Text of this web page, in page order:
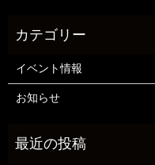
イベント情報
お知らせ